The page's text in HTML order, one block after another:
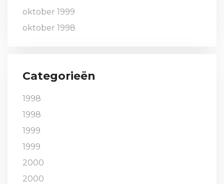
oktober 1999
oktober 1998
Categorieën
1998
1998
1999
1999
2000
2000